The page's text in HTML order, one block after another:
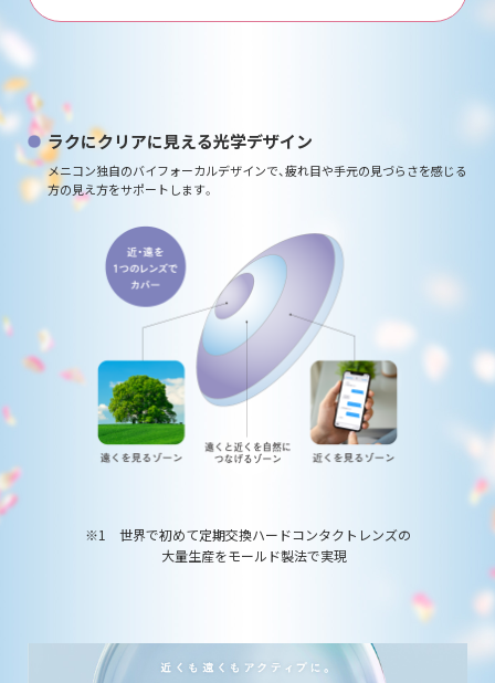
ラクにクリアに見える光学デザイン
メニコン独自のバイフォーカルデザインで、疲れ目や手元の見づらさを感じる
方の見え方をサポートします。
1 世界で初めて定期交換ハードコンタクトレンズの
大量生産をモールド製法で実現